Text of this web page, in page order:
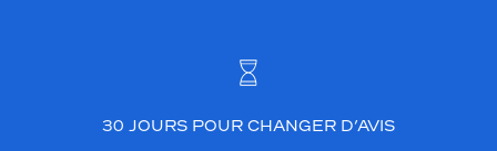
30 JOURS POUR CHANGER D’AVIS